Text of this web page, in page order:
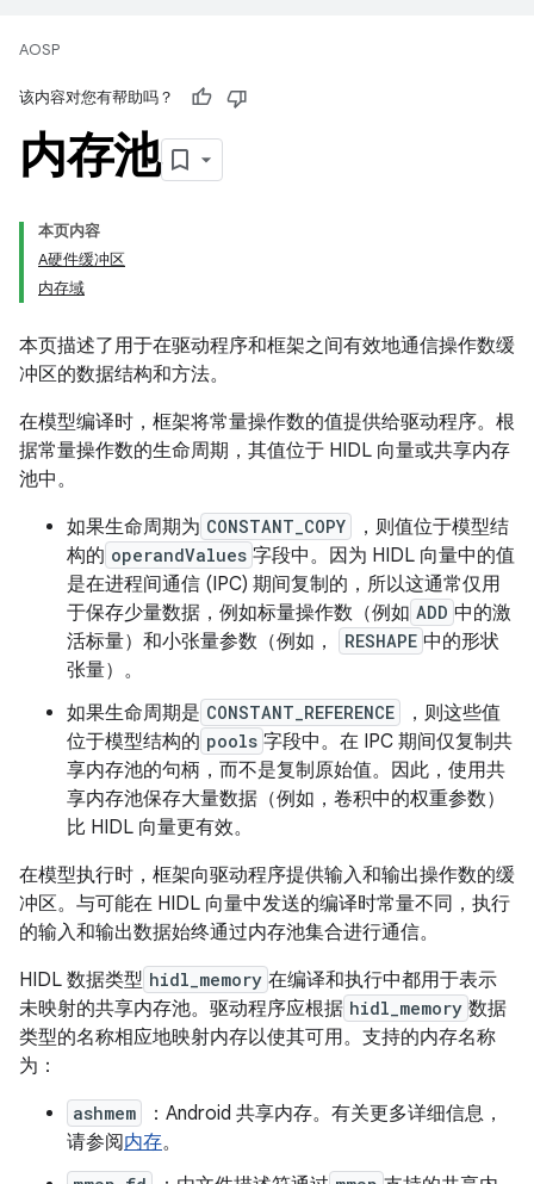
AOSP
该内容对您有帮助吗？
内存池
本页内容
A硬件缓冲区
内存域
本页描述了用于在驱动程序和框架之间有效地通信操作数缓
冲区的数据结构和方法。
在模型编译时，框架将常量操作数的值提供给驱动程序。根
据常量操作数的生命周期，其值位于 HIDL 向量或共享内存
池中。
如果生命周期为 CONSTANT_COPY
，则值位于模型结
构的 operandValues 字段中。因为 HIDL 向量中的值
是在进程间通信 (IPC) 期间复制的，所以这通常仅用
于保存少量数据，例如标量操作数（例如 ADD 中的激
活标量）和小张量参数（例如，
RESHAPE 中的形状
张量）。
如果生命周期是 CONSTANT_REFERENCE
，则这些值
位于模型结构的 pools 字段中。在 IPC 期间仅复制共
享内存池的句柄，而不是复制原始值。因此，使用共
享内存池保存大量数据（例如，卷积中的权重参数）
比 HIDL 向量更有效。
在模型执行时，框架向驱动程序提供输入和输出操作数的缓
冲区。与可能在 HIDL 向量中发送的编译时常量不同，执行
的输入和输出数据始终通过内存池集合进行通信。
HIDL 数据类型 hidl_memory 在编译和执行中都用于表示
未映射的共享内存池。驱动程序应根据 hidl_memory 数据
类型的名称相应地映射内存以使其可用。支持的内存名称
为：
ashmem
：Android 共享内存。有关更多详细信息，
请参阅内存。